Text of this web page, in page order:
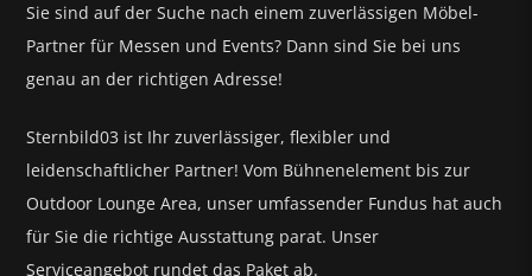
Sie sind auf der Suche nach einem zuverlässigen Möbel-
Partner für Messen und Events? Dann sind Sie bei uns
genau an der richtigen Adresse!
Sternbild03 ist Ihr zuverlässiger, flexibler und
leidenschaftlicher Partner! Vom Bühnenelement bis zur
Outdoor Lounge Area, unser umfassender Fundus hat auch
für Sie die richtige Ausstattung parat. Unser
Serviceangebot rundet das Paket ab.